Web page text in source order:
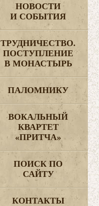
НОВОСТИ
И СОБЫТИЯ
ТРУДНИЧЕСТВО.
ПОСТУПЛЕНИЕ
В МОНАСТЫРЬ
ПАЛОМНИКУ
ВОКАЛЬНЫЙ
КВАРТЕТ
«ПРИТЧА»
ПОИСК ПО
САЙТУ
КОНТАКТЫ